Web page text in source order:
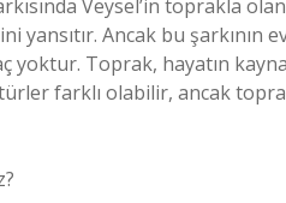
Veysel’in toprakla
yansıtır. Ancak bu
Toprak, hayatın
farklı olabilir, ancak